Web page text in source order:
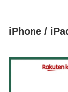
iPhone /